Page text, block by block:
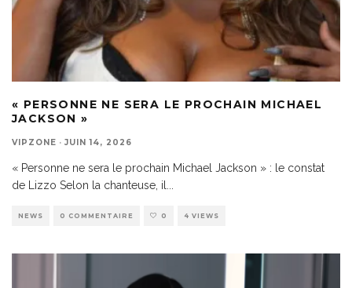
« PERSONNE NE SERA LE PROCHAIN MICHAEL
JACKSON »
VIPZONE · JUIN 14, 2026
« Personne ne sera le prochain Michael Jackson » : le constat
de Lizzo Selon la chanteuse, il
NEWS 0 COMMENTAIRE 0 4 VIEWS